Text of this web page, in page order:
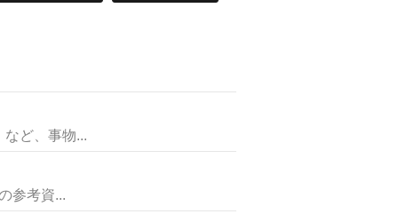
ど、事物...
参考資...